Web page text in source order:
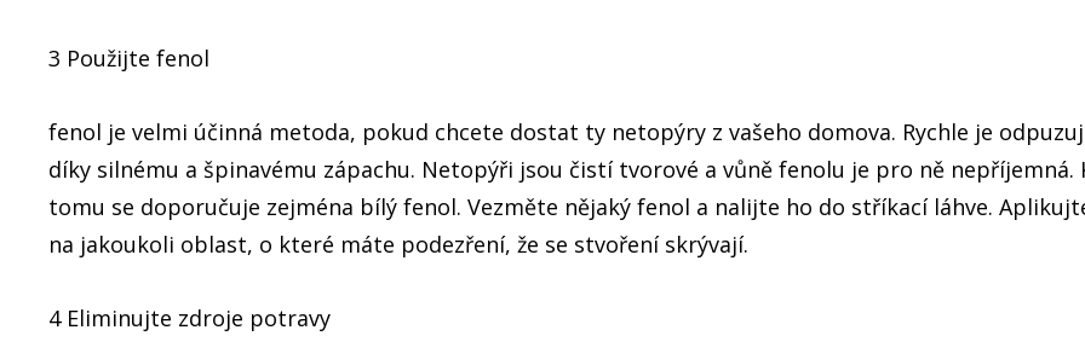
3 Použijte fenol
fenol je velmi účinná metoda, pokud chcete dostat ty netopýry z vašeho domova. Rychle je
díky silnému a špinavému zápachu. Netopýři jsou čistí tvorové a vůně fenolu je pro ně nepříjemná.
tomu se doporučuje zejména bílý fenol. Vezměte nějaký fenol a nalijte ho do stříkací láhve.
na jakoukoli oblast, o které máte podezření, že se stvoření skrývají.
4 Eliminujte zdroje potravy